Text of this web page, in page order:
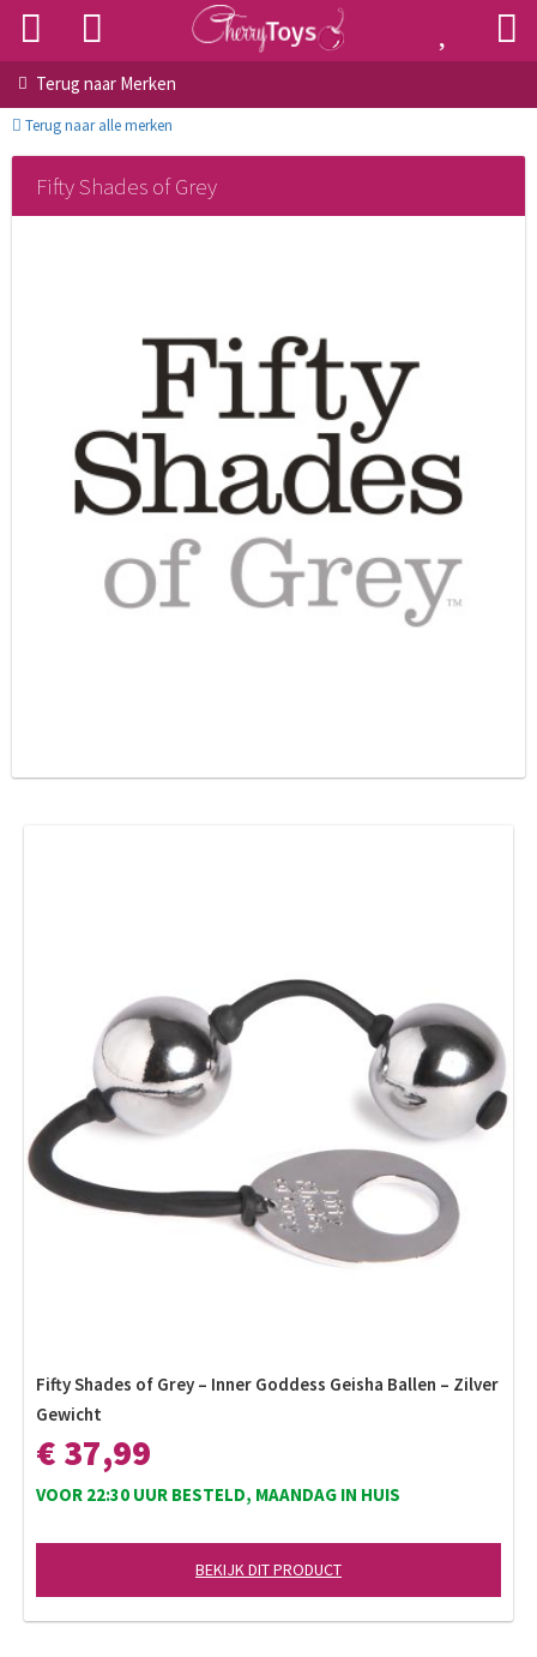
Terug naar Merken
Terug naar alle merken
Fifty Shades of Grey
Fifty Shades of Grey – Inner Goddess Geisha Ballen – Zilver
Gewicht
€ 37,99
VOOR 22:30 UUR BESTELD, MAANDAG IN HUIS
BEKIJK DIT PRODUCT